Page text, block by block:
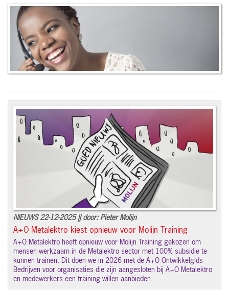
NIEUWS 22-12-2025 || door: Pieter Molijn
A+O Metalektro kiest opnieuw voor Molijn Training
A+O Metalektro heeft opnieuw voor Molijn Training gekozen om
mensen werkzaam in de Metalektro sector met 100% subsidie te
kunnen trainen. Dit doen we in 2026 met de A+O Ontwikkelgids
Bedrijven voor organisaties die zijn aangesloten bij A+O Metalektro
en medewerkers een training willen aanbieden.